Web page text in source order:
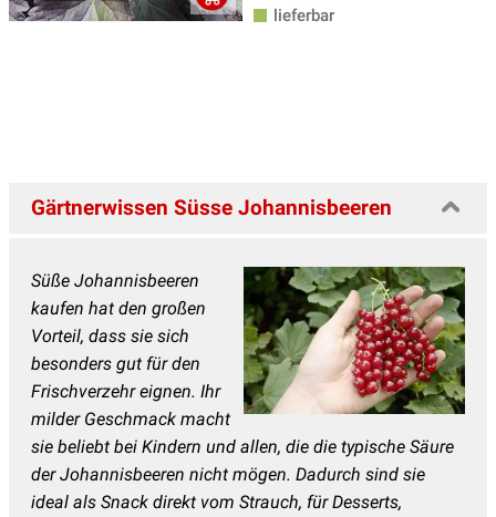
lieferbar
Gärtnerwissen Süsse Johannisbeeren
Süße Johannisbeeren
kaufen hat den großen
Vorteil, dass sie sich
besonders gut für den
Frischverzehr eignen. Ihr
milder Geschmack macht
sie beliebt bei Kindern und allen, die die typische Säure
der Johannisbeeren nicht mögen. Dadurch sind sie
ideal als Snack direkt vom Strauch, für Desserts,